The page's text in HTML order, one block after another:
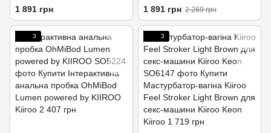
порнозірки
1 891 грн
порнозірки
1 891 грн 2 269 грн
3 3